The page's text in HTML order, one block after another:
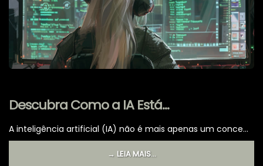
Descubra Como a IA Está
Transformando o Mundo em 2024!
A inteligência artificial (IA) não é mais apenas um conce...
→ LEIA MAIS...